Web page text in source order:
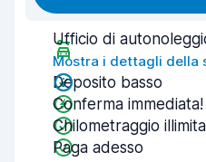
Ufficio di
Mostra i dettagli della
Deposito basso
Conferma immediata!
Chilometraggio
Paga adesso